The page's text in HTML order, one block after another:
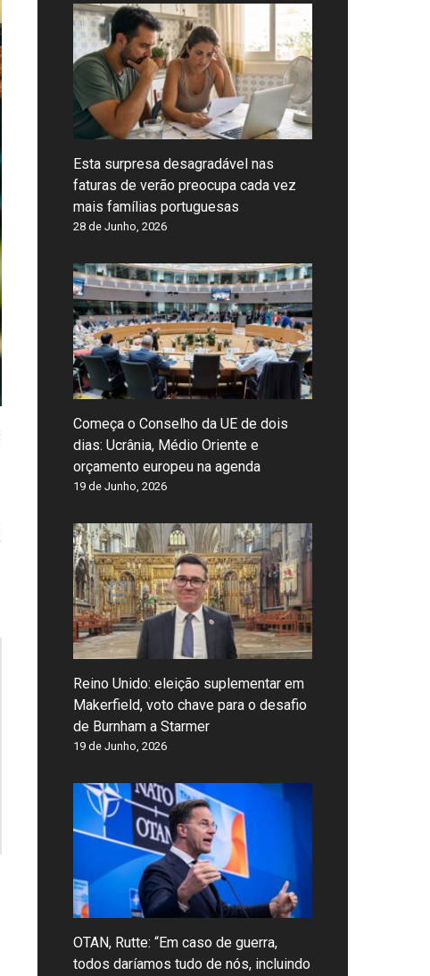
Esta surpresa desagradável nas
faturas de verão preocupa cada vez
mais famílias portuguesas
28 de Junho, 2026
Começa o Conselho da UE de dois
dias: Ucrânia, Médio Oriente e
orçamento europeu na agenda
19 de Junho, 2026
Reino Unido: eleição suplementar em
Makerfield, voto chave para o desafio
de Burnham a Starmer
19 de Junho, 2026
OTAN, Rutte: “Em caso de guerra,
todos daríamos tudo de nós, incluindo